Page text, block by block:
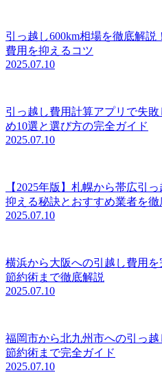
引っ越し600km相場を徹底解
費用を抑えるコツ
2025.07.10
引っ越し費用計算アプリで失
め10選と選び方の完全ガイド
2025.07.10
【2025年版】札幌から帯広引
抑える秘訣とおすすめ業者を徹
2025.07.10
横浜から大阪への引越し費用
節約術まで徹底解説
2025.07.10
福岡市から北九州市への引っ
節約術まで完全ガイド
2025.07.10